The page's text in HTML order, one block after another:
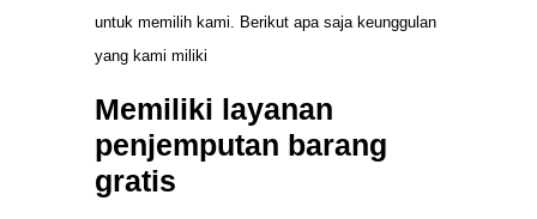
untuk memilih kami. Berikut apa saja keunggulan
yang kami miliki
Memiliki layanan
penjemputan barang
gratis